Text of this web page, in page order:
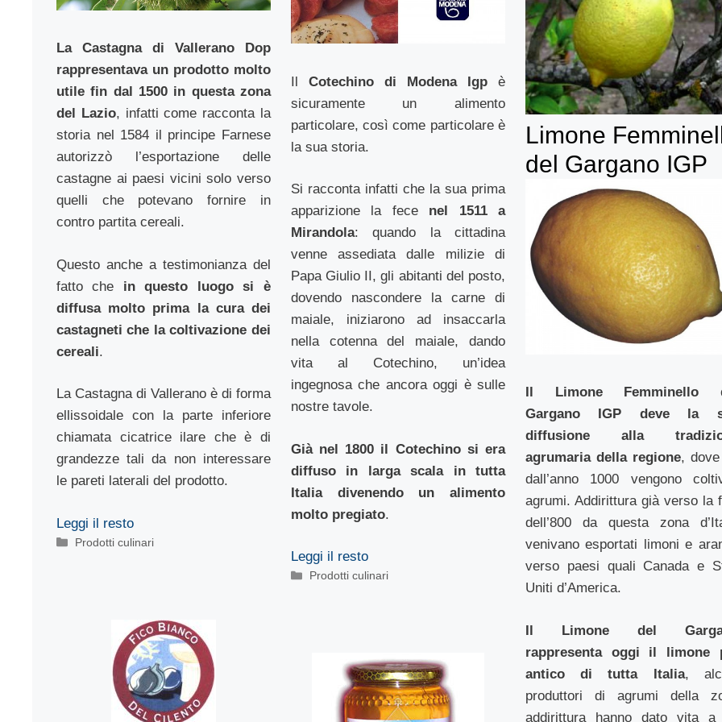
Il Cotechino di Modena Igpè
sicuramente un alimento
particolare, così come particolare è
la sua storia.
Si racconta infatti che la sua prima
apparizione la fecenel 1511 a
Mirandola: quando la cittadina
venne assediata dalle milizie di
Papa Giulio II, gli abitanti del posto,
dovendo nascondere la carne di
maiale, iniziarono ad insaccarla
nella cotenna del maiale, dando
vita al Cotechino, un’idea
ingegnosa che ancora oggi è sulle
nostre tavole.
Già nel 1800 il Cotechino si era
diffuso in larga scala in tutta
Italia divenendo un alimento
molto pregiato.
Leggi il resto
Categorie
Prodotti culinari
La Castagna di Vallerano Dop
rappresentava un prodotto molto
utile fin dal 1500 in questa zona
del Lazio, infatti come racconta la
storia nel 1584 il principe Farnese
autorizzò l’esportazione delle
castagne ai paesi vicini solo verso
quelli che potevano fornire in
contro partita cereali.
Questo anche a testimonianza del
fatto che in questo luogo si è
diffusa molto prima la cura dei
castagneti che la coltivazione dei
cereali.
La Castagna di Vallerano è di forma
ellissoidale con la parte inferiore
chiamata cicatrice ilare che è di
grandezze tali da non interessare
le pareti laterali del prodotto.
Leggi il resto
Categorie
Prodotti culinari
Limone
del Gargano IGP
Il Limone Femminello
Gargano IGP deve la
diffusione alla
agrumaria della regione,
dall’anno 1000 vengono
agrumi. Addirittura già verso la
dell’800 da questa zona
venivano esportati limoni e
verso paesi quali Canada e
Uniti d’America.
Il Limone del
rappresenta oggi il limone
antico di tutta Italia,
produttori di agrumi della
addirittura hanno dato vita a